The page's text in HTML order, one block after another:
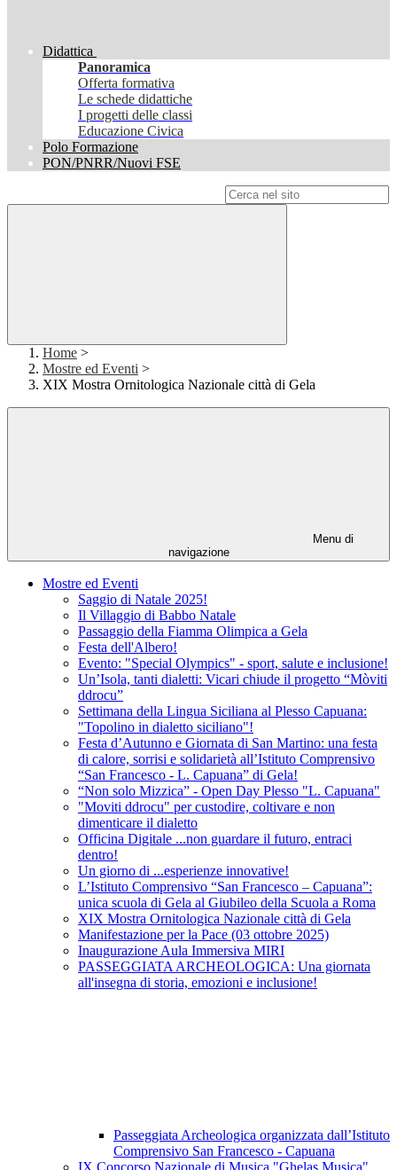
Didattica
Panoramica
Offerta formativa
Le schede didattiche
I progetti delle classi
Educazione Civica
Polo Formazione
PON/PNRR/Nuovi FSE
Home >
Mostre ed Eventi >
XIX Mostra Ornitologica Nazionale città di Gela
Menu di
navigazione
Mostre ed Eventi
Saggio di Natale 2025!
Il Villaggio di Babbo Natale
Passaggio della Fiamma Olimpica a Gela
Festa dell'Albero!
Evento: "Special Olympics" - sport, salute e inclusione!
Un’Isola, tanti dialetti: Vicari chiude il progetto “Mòviti
ddrocu”
Settimana della Lingua Siciliana al Plesso Capuana:
"Topolino in dialetto siciliano"!
Festa d’Autunno e Giornata di San Martino: una festa
di calore, sorrisi e solidarietà all’Istituto Comprensivo
“San Francesco - L. Capuana” di Gela!
“Non solo Mizzica” - Open Day Plesso "L. Capuana"
"Moviti ddrocu" per custodire, coltivare e non
dimenticare il dialetto
Officina Digitale ...non guardare il futuro, entraci
dentro!
Un giorno di ...esperienze innovative!
L’Istituto Comprensivo “San Francesco – Capuana”:
unica scuola di Gela al Giubileo della Scuola a Roma
XIX Mostra Ornitologica Nazionale città di Gela
Manifestazione per la Pace (03 ottobre 2025)
Inaugurazione Aula Immersiva MIRI
PASSEGGIATA ARCHEOLOGICA: Una giornata
all'insegna di storia, emozioni e inclusione!
Passeggiata Archeologica organizzata dall’Istituto
Comprensivo San Francesco - Capuana